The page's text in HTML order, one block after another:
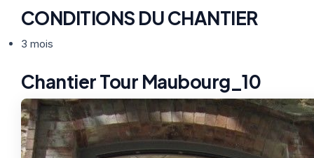
CONDITIONS DU CHANTIER
3 mois
Chantier Tour Maubourg_10